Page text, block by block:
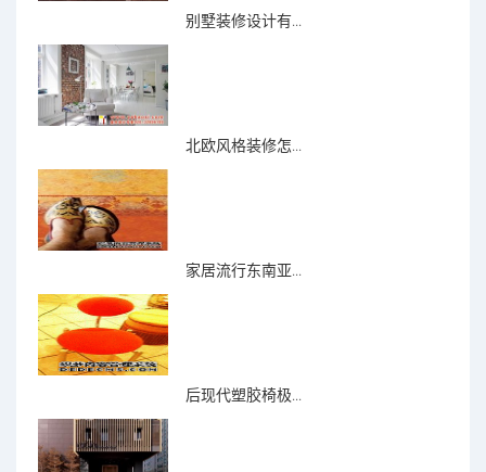
别墅装修设计有...
北欧风格装修怎...
家居流行东南亚...
后现代塑胶椅极...